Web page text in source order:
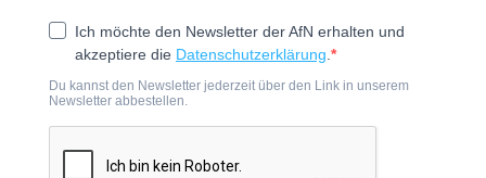
Ich möchte den Newsletter der AfN erhalten und
akzeptiere die Datenschutzerklärung
Du kannst den Newsletter jederzeit über den Link in unserem
Newsletter abbestellen.